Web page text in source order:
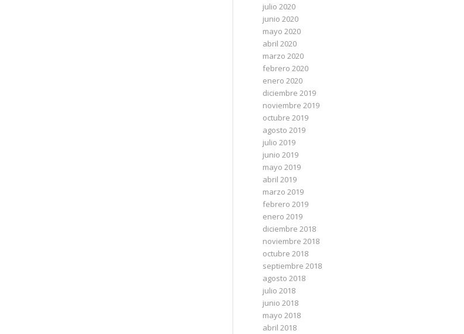
julio 2020
junio 2020
mayo 2020
abril 2020
marzo 2020
febrero 2020
enero 2020
diciembre 2019
noviembre 2019
octubre 2019
agosto 2019
julio 2019
junio 2019
mayo 2019
abril 2019
marzo 2019
febrero 2019
enero 2019
diciembre 2018
noviembre 2018
octubre 2018
septiembre 2018
agosto 2018
julio 2018
junio 2018
mayo 2018
abril 2018